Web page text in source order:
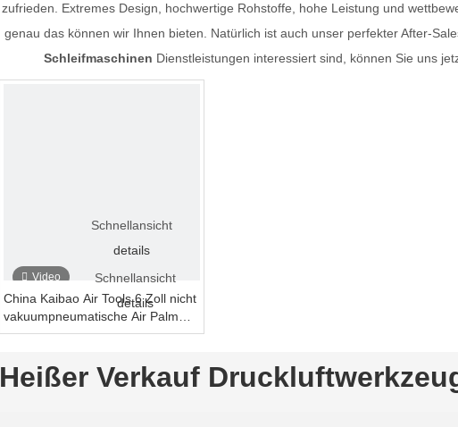
zufrieden. Extremes Design, hochwertige Rohstoffe, hohe Leistung und
genau das können wir Ihnen bieten. Natürlich ist auch unser perfekter After-
Schleifmaschinen Dienstleistungen interessiert sind, können Sie uns
Video
Schnellansicht
details
Schnellansicht
details
China Kaibao Air Tools 6 Zoll nicht
vakuumpneumatische Air Palm
zufälliges Orbital
Heißer Verkauf